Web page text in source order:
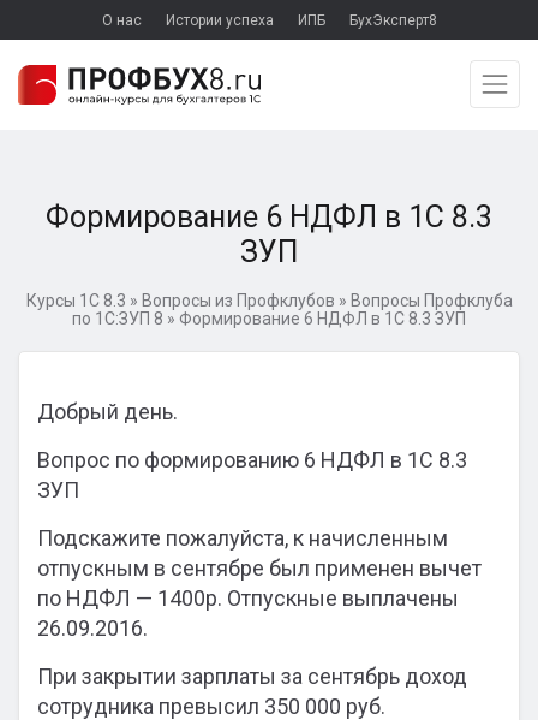
О нас Истории успеха ИПБ БухЭксперт8
Формирование 6 НДФЛ в 1С 8.3
ЗУП
Курсы 1С 8.3 » Вопросы из Профклубов » Вопросы Профклуба
по 1С:ЗУП 8 » Формирование 6 НДФЛ в 1С 8.3 ЗУП
Добрый день.
Вопрос по формированию 6 НДФЛ в 1С 8.3
ЗУП
Подскажите пожалуйста, к начисленным
отпускным в сентябре был применен вычет
по НДФЛ — 1400р. Отпускные выплачены
26.09.2016.
При закрытии зарплаты за сентябрь доход
сотрудника превысил 350 000 руб.